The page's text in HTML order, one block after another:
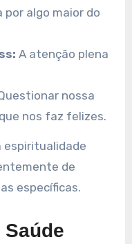
por algo maior do
A atenção plena
nossa
nos faz felizes.
espiritualidade
de
específicas.